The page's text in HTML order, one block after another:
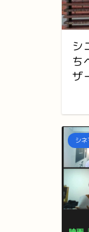
シ
ち
ザ
シ